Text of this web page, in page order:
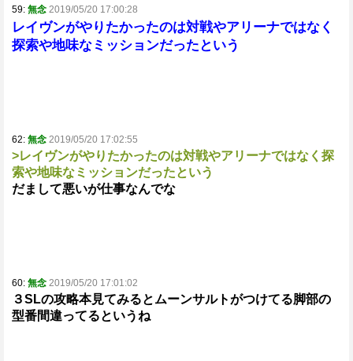
59: 無念 2019/05/20 17:00:28
レイヴンがやりたかったのは対戦やアリーナではなく
探索や地味なミッションだったという
62: 無念 2019/05/20 17:02:55
>レイヴンがやりたかったのは対戦やアリーナではなく探
索や地味なミッションだったという
だまして悪いが仕事なんでな
60: 無念 2019/05/20 17:01:02
３SLの攻略本見てみるとムーンサルトがつけてる脚部の
型番間違ってるというね